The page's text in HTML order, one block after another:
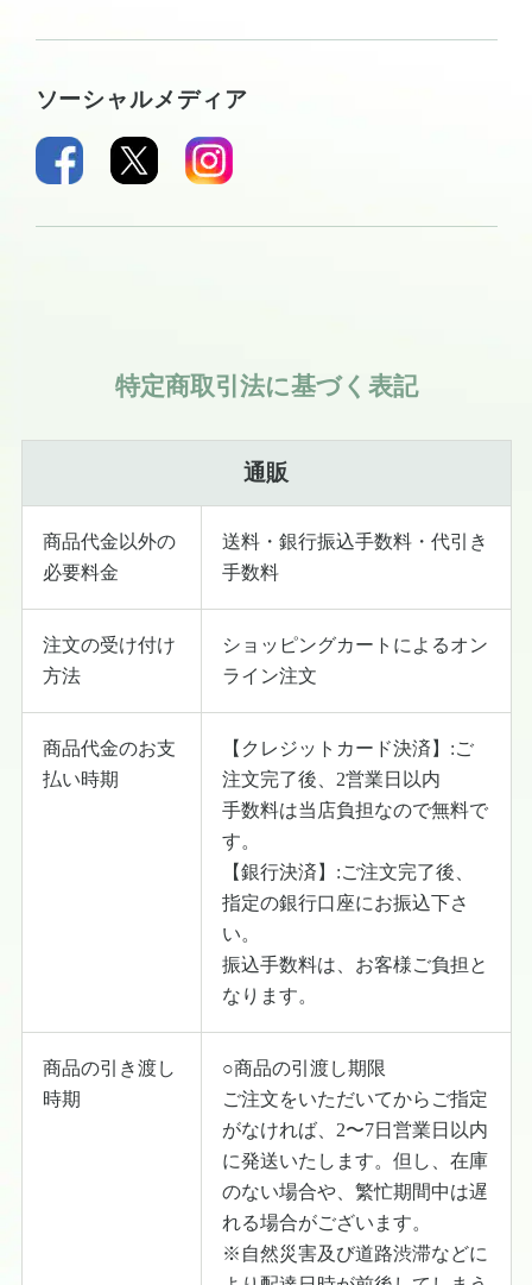
ソーシャルメディア
特定商取引法に基づく表記
通販
商品代金以外の
必要料金
送料・銀行振込手数料・代引き
手数料
注文の受け付け
方法
ショッピングカートによるオン
ライン注文
商品代金のお支
払い時期
【クレジットカード決済】:ご
注文完了後、2営業日以内
手数料は当店負担なので無料で
す。
【銀行決済】:ご注文完了後、
指定の銀行口座にお振込下さ
い。
振込手数料は、お客様ご負担と
なります。
商品の引き渡し
時期
○商品の引渡し期限
ご注文をいただいてからご指定
がなければ、2〜7日営業日以内
に発送いたします。但し、在庫
のない場合や、繁忙期間中は遅
れる場合がございます。
※自然災害及び道路渋滞などに